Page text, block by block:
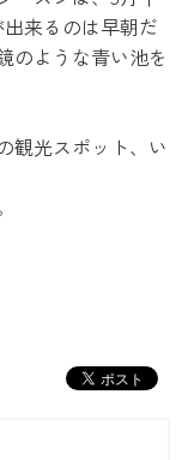
来るのは早朝だ
のような青い池を
観光スポット、い